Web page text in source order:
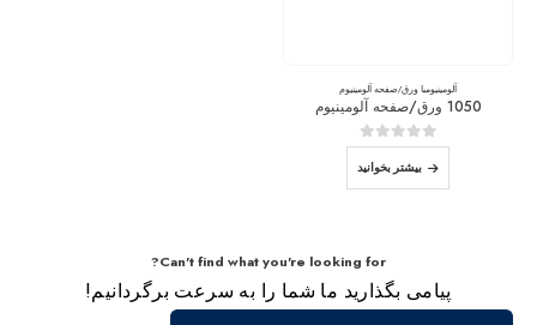
آلومینیومبا ورق/صفحه آلومینیوم
1050 ورق/صفحه آلومینیوم
0از 5
بیشتر بخوانید
Can't find what you're looking for?
پیامی بگذارید ما شما را به سرعت برگردانیم!